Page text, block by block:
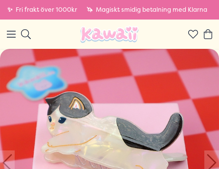
✨ Fri frakt över 1000kr 🦄 Magiskt smidig betalning med Klarna